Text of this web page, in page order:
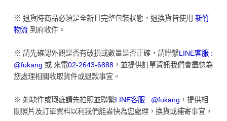
※ 退貨時商品必須是全新且完整包裝狀態，退換貨皆使用 新竹
物流 到府收件。
※ 請先確認外觀是否有破損或數量是否正確，請聯繫LINE客服 :
@fukang 或 來電02-2643-6888，並提供訂單資訊我們會盡快為
您處理相關收取貨件或退款事宜。
※ 如缺件或瑕疵請先拍照並聯繫LINE客服 : @fukang ，提供相
關照片及訂單資料以利我們能盡快為您處理，換貨或補寄事宜。